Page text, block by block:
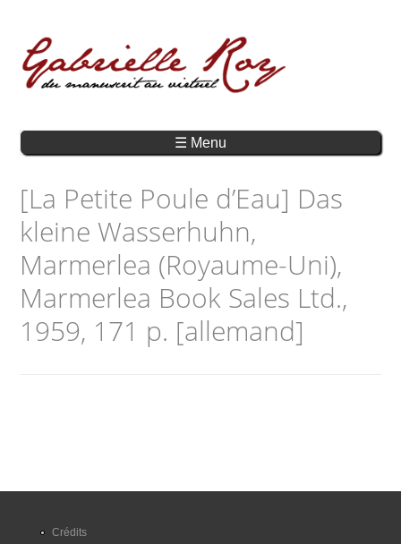
☰ Menu
[La Petite Poule d’Eau] Das
kleine Wasserhuhn,
Marmerlea (Royaume-Uni),
Marmerlea Book Sales Ltd.,
1959, 171 p. [allemand]
Crédits